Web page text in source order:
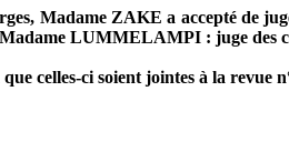
Madame ZAKE a accepté de
LUMMELAMPI : juge des
celles-ci soient jointes à la revue